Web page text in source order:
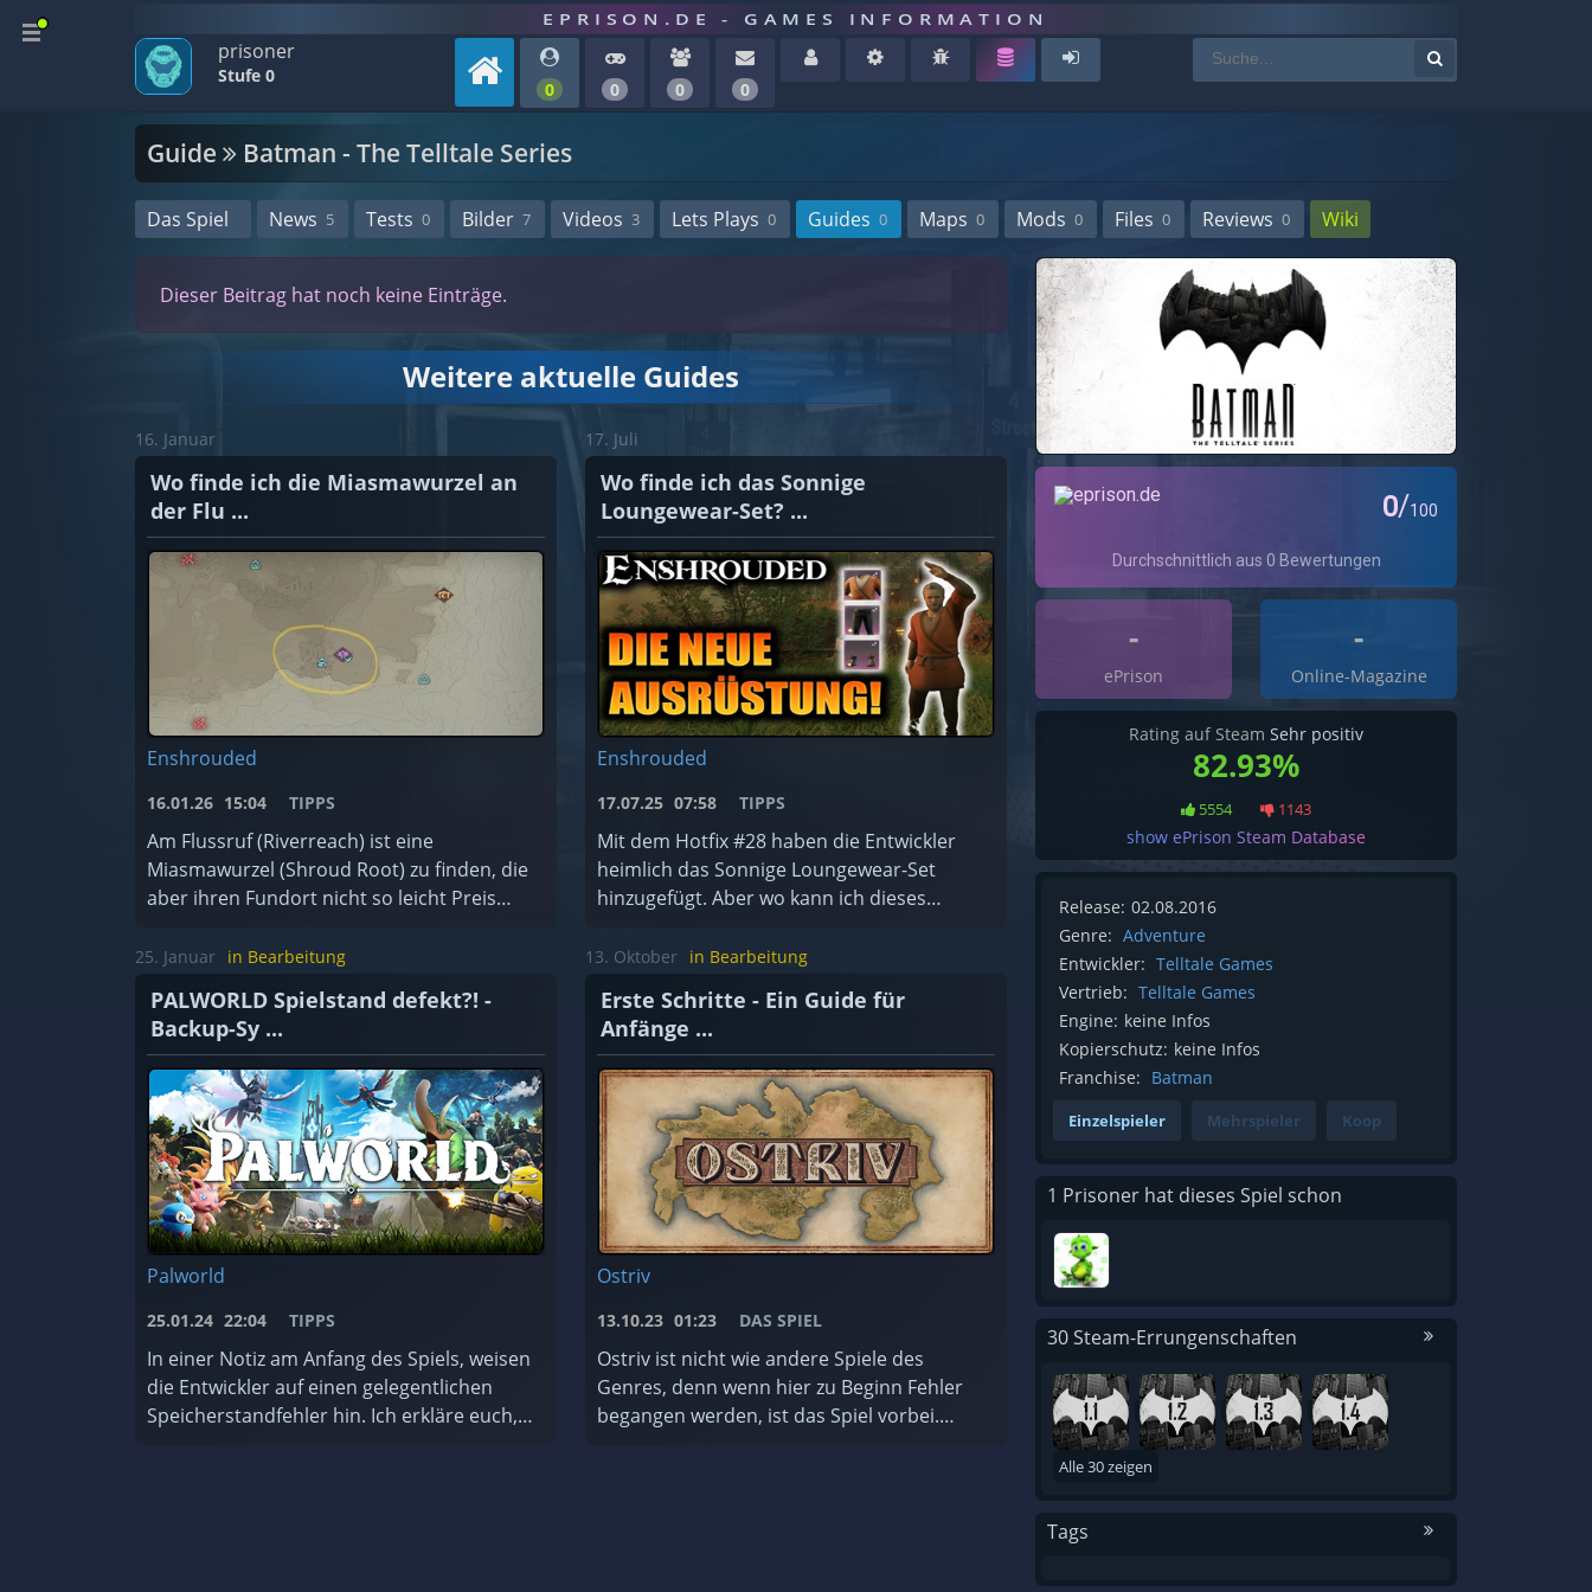
EPRISON.DE - GAMES INFORMATION
prisoner
Stufe 0
0 0 0 0
Guide Batman - The Telltale Series
Das Spiel News 5 Tests 0 Bilder 7 Videos 3 Lets Plays 0 Guides 0 Maps 0 Mods 0 Files 0 Reviews 0 Wiki
Dieser Beitrag hat noch keine Einträge.
Weitere aktuelle Guides
16. Januar
Wo finde ich die Miasmawurzel an
der Flu ...
Enshrouded
16.01.26 15:04 TIPPS
Am Flussruf (Riverreach) ist eine
Miasmawurzel (Shroud Root) zu finden, die
aber ihren Fundort nicht so leicht Preis
17. Juli
Wo finde ich das Sonnige
Loungewear-Set? ...
Enshrouded
17.07.25 07:58 TIPPS
Mit dem Hotfix #28 haben die Entwickler
heimlich das Sonnige Loungewear-Set
hinzugefügt. Aber wo kann ich dieses
25. Januar in Bearbeitung
PALWORLD Spielstand defekt?! -
Backup-Sy ...
Palworld
25.01.24 22:04 TIPPS
In einer Notiz am Anfang des Spiels, weisen
die Entwickler auf einen gelegentlichen
Speicherstandfehler hin. Ich erkläre euch,
13. Oktober in Bearbeitung
Erste Schritte - Ein Guide für
Anfänge ...
Ostriv
13.10.23 01:23 DAS SPIEL
Ostriv ist nicht wie andere Spiele des
Genres, denn wenn hier zu Beginn Fehler
begangen werden, ist das Spiel vorbei.
-
ePrison
-
Online-Magazine
Rating auf Steam Sehr positiv
82.93%
5554 1143
show ePrison Steam Database
Release: 02.08.2016
Genre: Adventure
Entwickler: Telltale Games
Vertrieb: Telltale Games
Engine: keine Infos
Kopierschutz: keine Infos
Franchise: Batman
Einzelspieler Mehrspieler Koop
1 Prisoner hat dieses Spiel schon
30 Steam-Errungenschaften
Alle 30 zeigen
Tags